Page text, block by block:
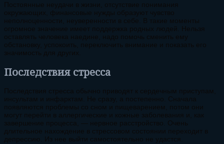
Постоянные неудачи в жизни, отсутствие понимания
окружающих, финансовые нужды образуют чувство
неполноценности, неуверенности в себе. В такие моменты
огромное значение имеет поддержка родных людей. Нельзя
оставлять человека наедине, надо помочь сменить ему
обстановку, успокоить, переключить внимание и показать его
значимость для других.
Последствия стресса
Последствия стресса обычно приводят к сердечным приступам,
инсультам и инфарктам. Не сразу, а постепенно. Сначала
появляются проблемы со сном и пищеварением, потом они
могут перейти в аллергические и кожные заболевания и, как
завершение процесса, — нервное расстройство. Очень
длительное нахождение в стрессовом состоянии переходит в
депрессию. Из нее выйти самостоятельно не удастся.